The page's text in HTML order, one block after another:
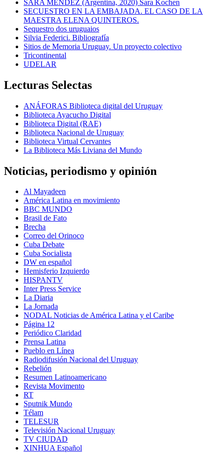
SARA MENDEZ (Argentina, 2020) Sara Kochen
SECUESTRO EN LA EMBAJADA. EL CASO DE LA
MAESTRA ELENA QUINTEROS.
Sequestro dos uruguaios
Silvia Federici. Bibliografía
Sitios de Memoria Uruguay. Un proyecto colectivo
Tricontinental
UDELAR
Lecturas Selectas
ANÁFORAS Biblioteca digital del Uruguay
Biblioteca Ayacucho Digital
Biblioteca Digital (RAE)
Biblioteca Nacional de Uruguay
Biblioteca Virtual Cervantes
La Biblioteca Más Liviana del Mundo
Noticias, periodismo y opinión
Al Mayadeen
América Latina en movimiento
BBC MUNDO
Brasil de Fato
Brecha
Correo del Orinoco
Cuba Debate
Cuba Socialista
DW en español
Hemisferio Izquierdo
HISPANTV
Inter Press Service
La Diaria
La Jornada
NODAL Noticias de América Latina y el Caribe
Página 12
Periódico Claridad
Prensa Latina
Pueblo en Línea
Radiodifusión Nacional del Uruguay
Rebelión
Resumen Latinoamericano
Revista Movimento
RT
Sputnik Mundo
Télam
TELESUR
Televisión Nacional Uruguay
TV CIUDAD
XINHUA Español